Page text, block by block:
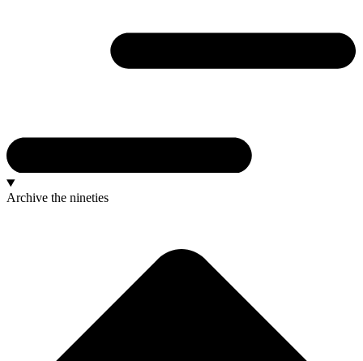
Archive the nineties